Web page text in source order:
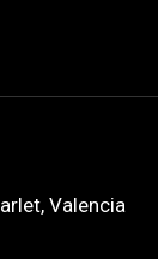
Valencia